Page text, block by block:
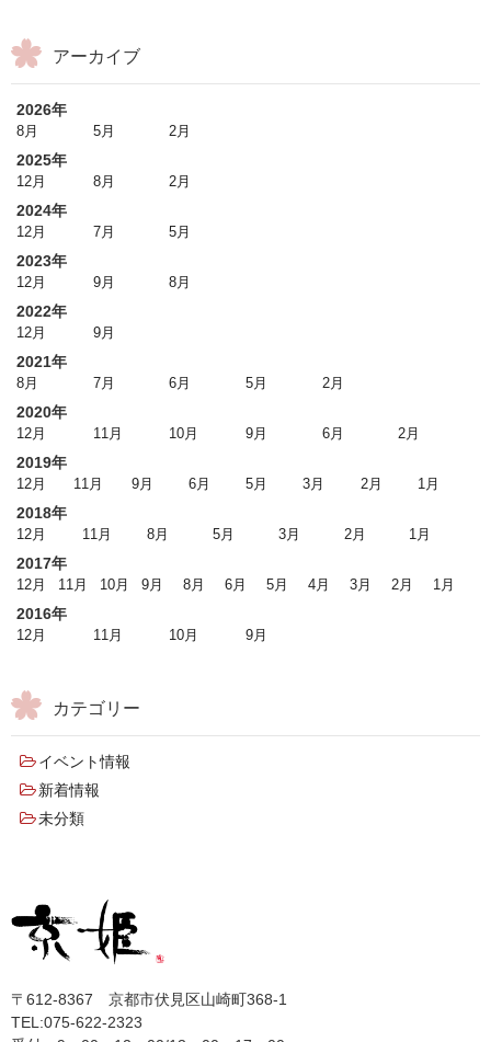
アーカイブ
2026年
8月 5月 2月
2025年
12月 8月 2月
2024年
12月 7月 5月
2023年
12月 9月 8月
2022年
12月 9月
2021年
8月 7月 6月 5月 2月
2020年
12月 11月 10月 9月 6月 2月
2019年
12月 11月 9月 6月 5月 3月 2月 1月
2018年
12月 11月 8月 5月 3月 2月 1月
2017年
12月 11月 10月 9月 8月 6月 5月 4月 3月 2月 1月
2016年
12月 11月 10月 9月
カテゴリー
イベント情報
新着情報
未分類
〒612-8367 京都市伏見区山崎町368-1
TEL:075-622-2323